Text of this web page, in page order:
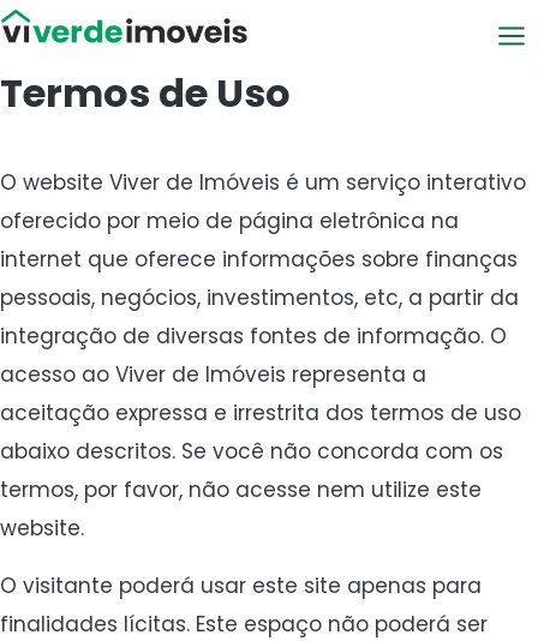
Viver de Imóveis
Termos de Uso
O website Viver de Imóveis é um serviço interativo
oferecido por meio de página eletrônica na
internet que oferece informações sobre finanças
pessoais, negócios, investimentos, etc, a partir da
integração de diversas fontes de informação. O
acesso ao Viver de Imóveis representa a
aceitação expressa e irrestrita dos termos de uso
abaixo descritos. Se você não concorda com os
termos, por favor, não acesse nem utilize este
website.
O visitante poderá usar este site apenas para
finalidades lícitas. Este espaço não poderá ser